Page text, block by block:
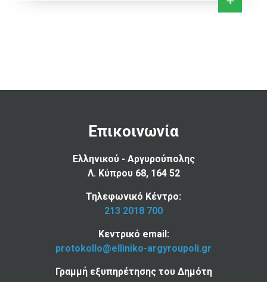
Επικοινωνία
Ελληνικού - Αργυρούπολης
Λ. Κύπρου 68, 164 52
Τηλεφωνικό Κέντρο:
213 2018 700
Κεντρικό email:
protokollo@elliniko-argyroupoli.gr
Γραμμή εξυπηρέτησης του Δημότη